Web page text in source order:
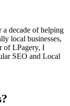
a decade of helping
local businesses,
of LPagery, I
SEO and Local